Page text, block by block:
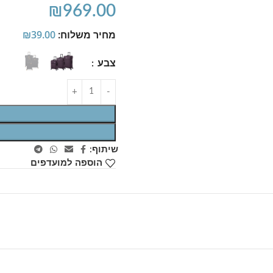
₪969.00
מחיר משלוח: ₪39.00
צבע
שיתוף:
הוספה למועדפים